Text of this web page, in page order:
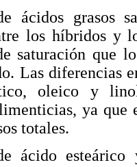
ácidos grasos
los híbridos y
saturación que
Las diferencias
oleico y
ya que
totales.
ácido